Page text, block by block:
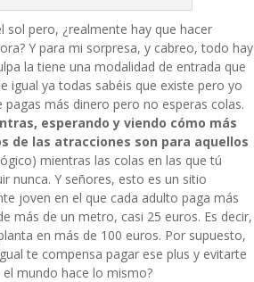
sol pero, ¿realmente hay que hacer
Y para mi sorpresa, y cabreo, todo hay
la tiene una modalidad de entrada que
igual ya todas sabéis que existe pero yo
pagas más dinero pero no esperas colas.
esperando y viendo cómo más
de las atracciones son para aquellos
mientras las colas en las que tú
nunca. Y señores, esto es un sitio
joven en el que cada adulto paga más
más de un metro, casi 25 euros. Es decir,
en más de 100 euros. Por supuesto,
te compensa pagar ese plus y evitarte
mundo hace lo mismo?